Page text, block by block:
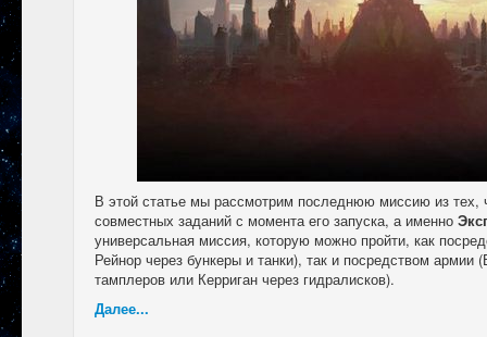
В этой статье мы рассмотрим последнюю миссию из тех,
совместных заданий с момента его запуска, а именно
универсальная миссия, которую можно пройти, как
Рейнор через бункеры и танки), так и посредством армии
тамплеров или Керриган через гидралисков).
Далее...